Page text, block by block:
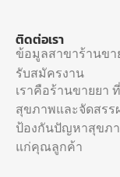
ติดต่อเรา
ข้อมูลสาขาร้านขา
รับสมัครงาน
เราคือร้านขายยา
สุขภาพและจัดสร
ป้องกันปัญหาสุขภ
แก่คุณลูกค้า